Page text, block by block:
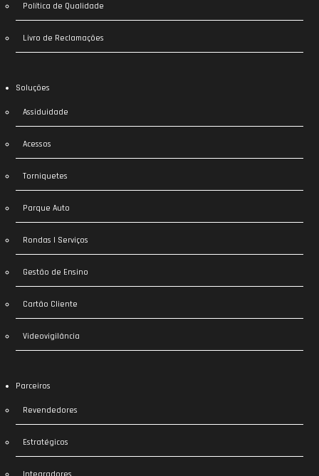
Política de Qualidade
Livro de Reclamações
Soluções
Assiduidade
Acessos
Torniquetes
Parque Auto
Rondas | Serviços
Gestão de Ensino
Cartão Cliente
Videovigilância
Parceiros
Revendedores
Estratégicos